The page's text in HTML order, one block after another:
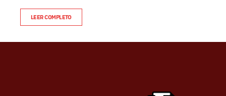
LEER COMPLETO